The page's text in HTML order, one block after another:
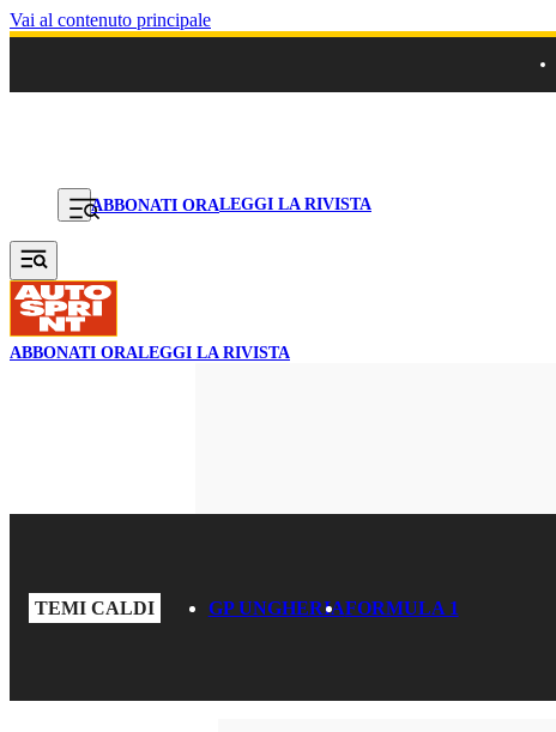
Vai al contenuto principale
ABBONATI ORALEGGI LA RIVISTA
ABBONATI ORALEGGI LA RIVISTA
TEMI CALDI GP UNGHERIAFORMULA 1